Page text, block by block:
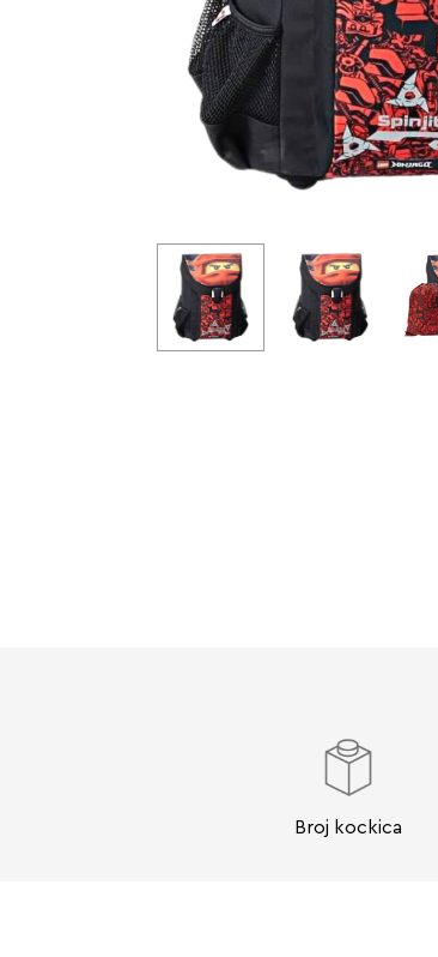
Broj kockica